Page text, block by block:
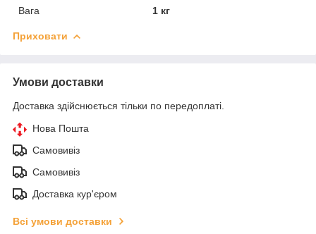
Вага
1 кг
Приховати
Умови доставки
Доставка здійснюється тільки по передоплаті.
Нова Пошта
Самовивіз
Самовивіз
Доставка кур'єром
Всі умови доставки